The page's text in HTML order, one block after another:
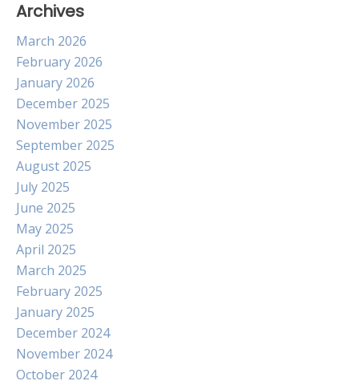
Archives
March 2026
February 2026
January 2026
December 2025
November 2025
September 2025
August 2025
July 2025
June 2025
May 2025
April 2025
March 2025
February 2025
January 2025
December 2024
November 2024
October 2024